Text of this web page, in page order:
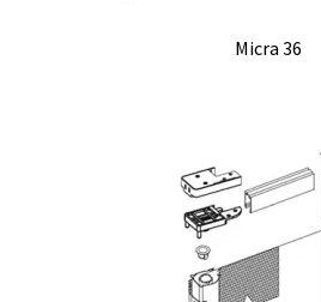
Micra 36